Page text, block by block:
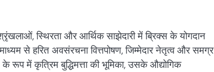
स्थिरता और आर्थिक साझेदारी में ब्रिक्स के योगदान
से हरित अवसंरचना वित्तपोषण, जिम्मेदार नेतृत्व और समग्र
रूप में कृत्रिम बुद्धिमत्ता की भूमिका, उसके औद्योगिक